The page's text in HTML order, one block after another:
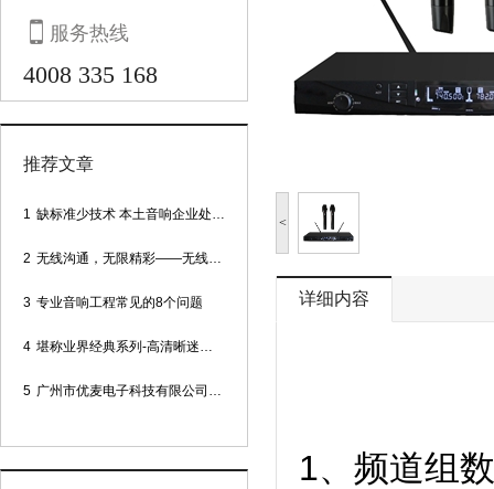
 服务热线
4008 335 168
推荐文章
1 缺标准少技术 本土音响企业处境尴尬
2 无线沟通，无限精彩——无线会议话筒
3 专业音响工程常见的8个问题
4 堪称业界经典系列-高清晰迷你型头戴话筒
5 广州市优麦电子科技有限公司网站正式上线！
<
详细内容
1、频道组